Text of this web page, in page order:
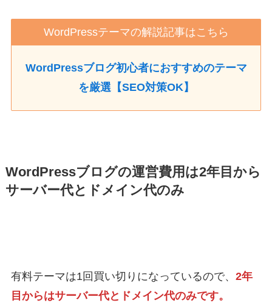
WordPressテーマの解説記事はこちら
WordPressブログ初心者におすすめのテーマ
を厳選【SEO対策OK】
WordPressブログの運営費用は2年目から
サーバー代とドメイン代のみ
有料テーマは1回買い切りになっているので、 2年
目からはサーバー代とドメイン代のみです。